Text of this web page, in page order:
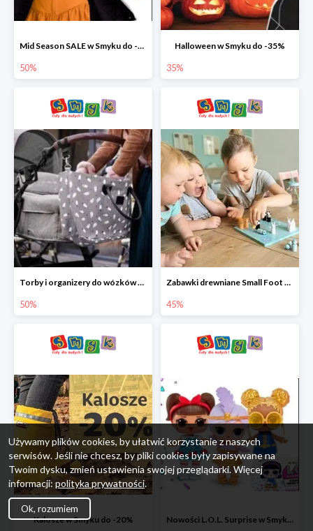
Mid Season SALE w Smyku do -50%
50%
Halloween w Smyku do -35%
35%
Torby i organizery do wózków w Smyku do -50%
50%
Zabawki drewniane Small Foot do -45%
45%
Kalosze w Smyku do -20% Nowości L.O.L. Surprise w Smyku do -45%
Używamy plików cookies, by ułatwić korzystanie z naszych
serwisów. Jeśli nie chcesz, by pliki cookies były zapisywane na
Twoim dysku, zmień ustawienia swojej przeglądarki. Więcej
informacji: polityka prywatności.
Ok, rozumiem